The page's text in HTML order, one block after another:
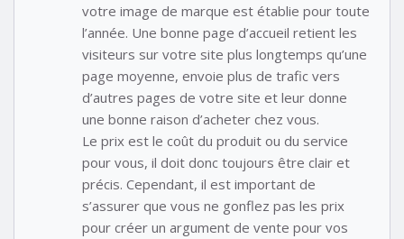
votre image de marque est établie pour toute
l’année. Une bonne page d’accueil retient les
visiteurs sur votre site plus longtemps qu’une
page moyenne, envoie plus de trafic vers
d’autres pages de votre site et leur donne
une bonne raison d’acheter chez vous.
Le prix est le coût du produit ou du service
pour vous, il doit donc toujours être clair et
précis. Cependant, il est important de
s’assurer que vous ne gonflez pas les prix
pour créer un argument de vente pour vos